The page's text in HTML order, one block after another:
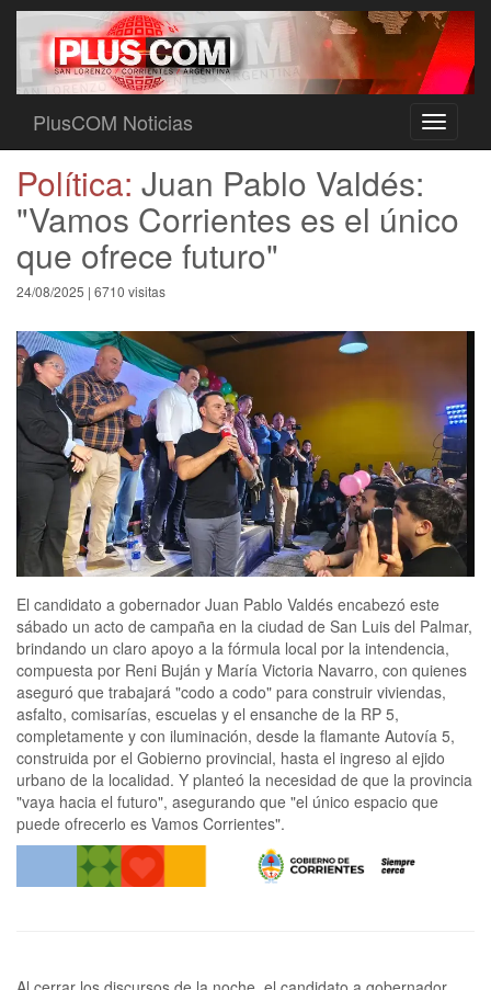
Toggle
PlusCOM Noticias
Política: Juan Pablo Valdés:
"Vamos Corrientes es el único
que ofrece futuro"
24/08/2025 | 6710 visitas
El candidato a gobernador Juan Pablo Valdés encabezó este
sábado un acto de campaña en la ciudad de San Luis del Palmar,
brindando un claro apoyo a la fórmula local por la intendencia,
compuesta por Reni Buján y María Victoria Navarro, con quienes
aseguró que trabajará "codo a codo" para construir viviendas,
asfalto, comisarías, escuelas y el ensanche de la RP 5,
completamente y con iluminación, desde la flamante Autovía 5,
construida por el Gobierno provincial, hasta el ingreso al ejido
urbano de la localidad. Y planteó la necesidad de que la provincia
"vaya hacia el futuro", asegurando que "el único espacio que
puede ofrecerlo es Vamos Corrientes".